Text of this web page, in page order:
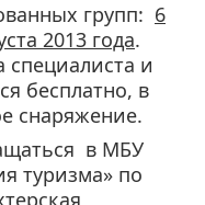
групп: 6
2013 года.
и
бесплатно, в
снаряжение.
в МБУ
туризма» по